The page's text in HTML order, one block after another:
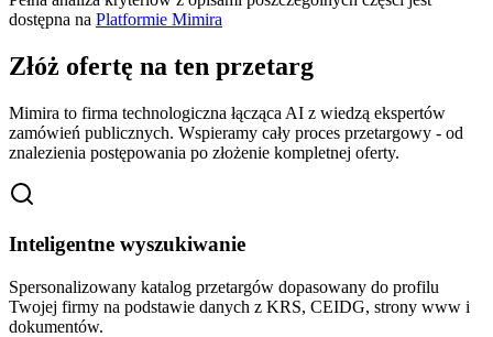
dostępna na Platformie Mimira
Złóż ofertę na ten przetarg
Mimira to firma technologiczna łącząca AI z wiedzą ekspertów
zamówień publicznych. Wspieramy cały proces przetargowy - od
znalezienia postępowania po złożenie kompletnej oferty.
Inteligentne wyszukiwanie
Spersonalizowany katalog przetargów dopasowany do profilu
Twojej firmy na podstawie danych z KRS, CEIDG, strony www i
dokumentów.